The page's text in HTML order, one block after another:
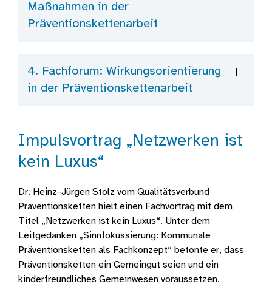
Maßnahmen in der
Präventionskettenarbeit
4. Fachforum: Wirkungsorientierung
in der Präventionskettenarbeit
Impulsvortrag „Netzwerken ist
kein Luxus“
Dr. Heinz-Jürgen Stolz vom Qualitätsverbund
Präventionsketten hielt einen Fachvortrag mit dem
Titel „Netzwerken ist kein Luxus“. Unter dem
Leitgedanken „Sinnfokussierung: Kommunale
Präventionsketten als Fachkonzept“ betonte er, dass
Präventionsketten ein Gemeingut seien und ein
kinderfreundliches Gemeinwesen voraussetzen.